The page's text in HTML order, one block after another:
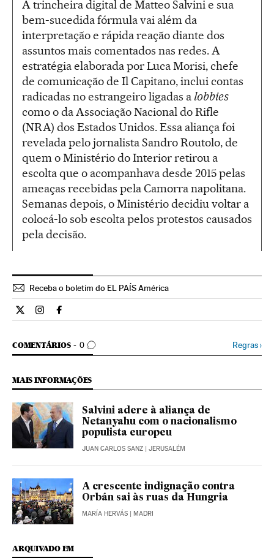
A trincheira digital de Matteo Salvini e sua
bem-sucedida fórmula vai além da
interpretação e rápida reação diante dos
assuntos mais comentados nas redes. A
estratégia elaborada por Luca Morisi, chefe
de comunicação de Il Capitano, inclui contas
radicadas no estrangeiro ligadas a lobbies
como o da Associação Nacional do Rifle
(NRA) dos Estados Unidos. Essa aliança foi
revelada pelo jornalista Sandro Routolo, de
quem o Ministério do Interior retirou a
escolta que o acompanhava desde 2015 pelas
ameaças recebidas pela Camorra napolitana.
Semanas depois, o Ministério decidiu voltar a
colocá-lo sob escolta pelos protestos causados
pela decisão.
Receba o boletim do EL PAÍS América
Internacional El País Brasil en Twitter
Internacional El País Brasil en Instagram
Internacional El País Brasil en Facebook
COMENTÁRIOS 0
COMENTÁRIOS Regras›
MAIS INFORMAÇÕES
Salvini adere à aliança de
Netanyahu com o nacionalismo
populista europeu
JUAN CARLOS SANZ | JERUSALÉM
A crescente indignação contra
Orbán sai às ruas da Hungria
MARÍA HERVÁS | MADRI
ARQUIVADO EM